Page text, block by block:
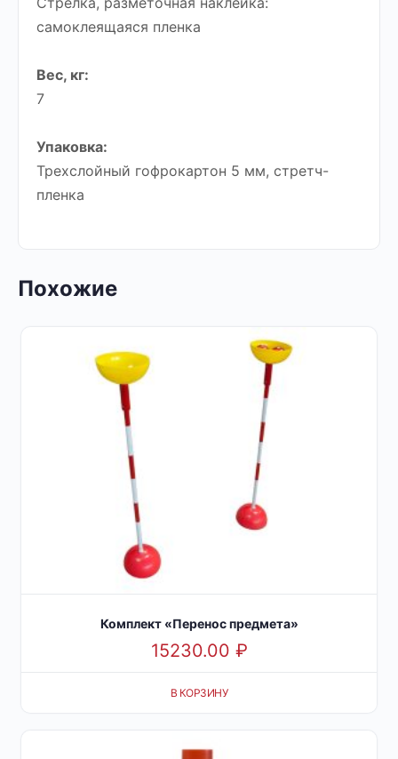
самоклеящаяся пленка
Вес, кг:
7
Упаковка:
Трехслойный гофрокартон 5 мм, стретч-
пленка
Похожие
Комплект «Перенос предмета»
15230.00 ₽
В КОРЗИНУ